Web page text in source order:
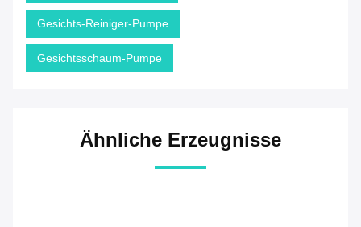
Gesichts-Reiniger-Pumpe
Gesichtsschaum-Pumpe
Ähnliche Erzeugnisse